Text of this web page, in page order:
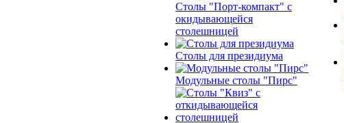
Столы "Порт-компакт" с
окидывающейся
столешницей
Столы для президиума
Модульные столы "Пирс"